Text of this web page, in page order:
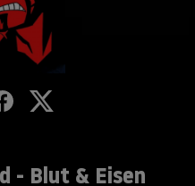
- Blut & Eisen